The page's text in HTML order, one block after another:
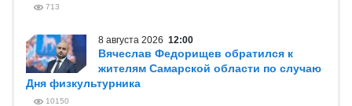
713
8 августа 2026 12:00
Вячеслав Федорищев обратился к
жителям Самарской области по случаю
Дня физкультурника
10150